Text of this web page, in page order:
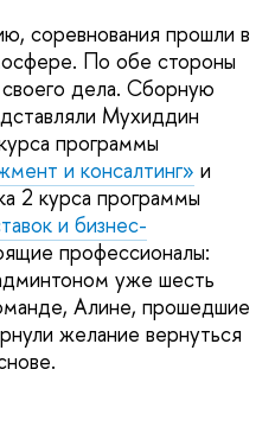
соревнования прошли в
По обе стороны
своего дела. Сборную
Мухиддин
программы
и консалтинг» и
2 курса программы
и бизнес-
профессионалы:
уже шесть
Алине, прошедшие
желание вернуться